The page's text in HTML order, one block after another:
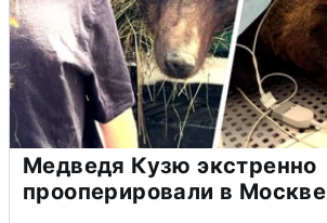
Медведя Кузю экстренно
прооперировали в Москве